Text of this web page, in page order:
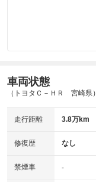
車両状態
（トヨタＣ－ＨＲ 宮崎県）
走行距離 3.8万km
修復歴 なし
禁煙車 -